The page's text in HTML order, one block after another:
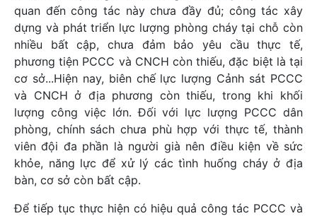
quan đến công tác này chưa đầy đủ; công tác xây
dựng và phát triển lực lượng phòng cháy tại chỗ còn
nhiều bất cập, chưa đảm bảo yêu cầu thực tế,
phương tiện PCCC và CNCH còn thiếu, đặc biệt là tại
cơ sở...Hiện nay, biên chế lực lượng Cảnh sát PCCC
và CNCH ở địa phương còn thiếu, trong khi khối
lượng công việc lớn. Đối với lực lượng PCCC dân
phòng, chính sách chưa phù hợp với thực tế, thành
viên đội đa phần là người già nên điều kiện về sức
khỏe, năng lực để xử lý các tình huống cháy ở địa
bàn, cơ sở còn bất cập.
Để tiếp tục thực hiện có hiệu quả công tác PCCC và